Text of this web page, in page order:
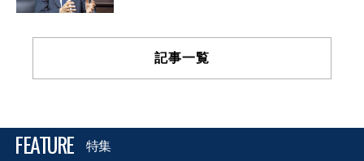
記事一覧
FEATURE 特集